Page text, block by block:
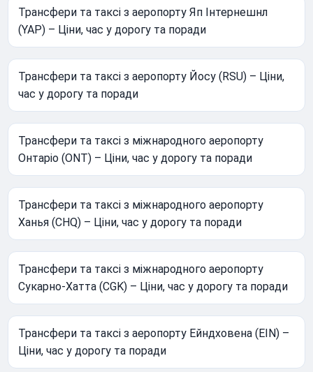
Трансфери та таксі з аеропорту Яп Інтернешнл
(YAP) – Ціни, час у дорогу та поради
Трансфери та таксі з аеропорту Йосу (RSU) – Ціни,
час у дорогу та поради
Трансфери та таксі з міжнародного аеропорту
Онтаріо (ONT) – Ціни, час у дорогу та поради
Трансфери та таксі з міжнародного аеропорту
Ханья (CHQ) – Ціни, час у дорогу та поради
Трансфери та таксі з міжнародного аеропорту
Сукарно-Хатта (CGK) – Ціни, час у дорогу та поради
Трансфери та таксі з аеропорту Ейндховена (EIN) –
Ціни, час у дорогу та поради